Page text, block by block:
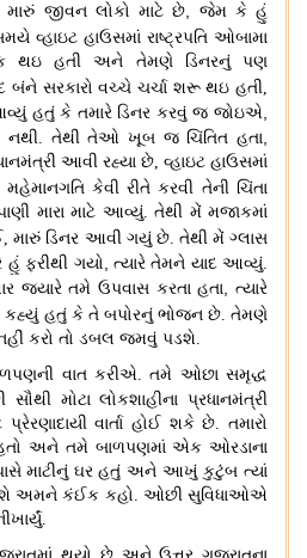
મારું જીવન લોકો માટે છે, જેમ કે હું
વ્હાઇટ હાઉસમાં રાષ્ટ્રપતિ ઓબામા
થઇ હતી અને તેમણે ડિનરનું પણ
બંને સરકારો વચ્ચે ચર્ચા શરૂ થઇ હતી,
હતું કે તમારે ડિનર કરવું જ જોઇએ,
નથી. તેથી તેઓ ખૂબ જ ચિંતિત હતા,
આવી રહ્યા છે, વ્હાઇટ હાઉસમાં
કેવી રીતે કરવી તેની ચિંતા
મારા માટે આવ્યું.તેથી મેં મજાકમાં
,મારું ડિનર આવી ગયું છે. તેથી મેં ગ્લાસ
હું ફરીથી ગયો, ત્યારે તેમને યાદ આવ્યું.
જ્યારે તમે ઉપવાસ કરતા હતા,ત્યારે
કહ્યું હતું કે તે બપોરનું ભોજન છે.તેમણે
કરો તો ડબલ જમવું પડશે.
વાત કરીએ.તમે ઓછા સમૃદ્ધ
સૌથી મોટા લોકશાહીના પ્રધાનમંત્રી
વાર્તા હોઈ શકે છે.તમારો
અને તમે બાળપણમાં એક ઓરડાના
પાસે માટીનું ઘર હતું અને આખું કુટુંબ ત્યાં
અમને કંઈક કહો. ઓછી સુવિધાઓએ
.